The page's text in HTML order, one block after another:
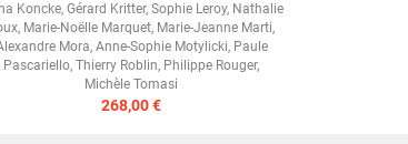
Koncke, Gérard Kritter, Sophie Leroy, Nathalie
, Marie-Noëlle Marquet, Marie-Jeanne Marti,
Mora, Anne-Sophie Motylicki, Paule
Pascariello, Thierry Roblin, Philippe Rouger,
Michèle Tomasi
268,00 €